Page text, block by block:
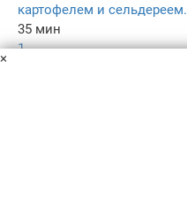
картофелем и сельдереем.
35 мин
1
×